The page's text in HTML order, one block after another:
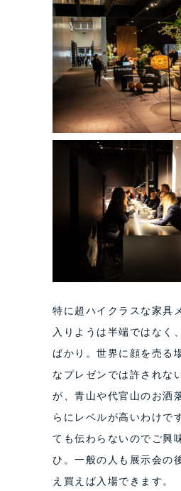
特に超ハイクラスな家具
入りようは半端ではなく
ばかり。世界に顔を売る
なプレゼンでは許されな
が、青山や代官山のお洒
らにレベルが高いわけで
ても伝わらないのでご興
ひ。一般の人も展示会の
え買えば入場できます。